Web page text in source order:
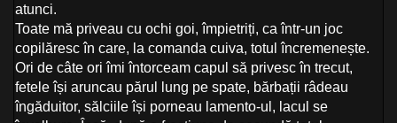
atunci.
Toate mă priveau cu ochi goi, împietriți, ca într-un joc
copilăresc în care, la comanda cuiva, totul încremenește.
Ori de câte ori îmi întorceam capul să privesc în trecut,
fetele își aruncau părul lung pe spate, bărbații râdeau
îngăduitor, sălciile își porneau lamento-ul, lacul se